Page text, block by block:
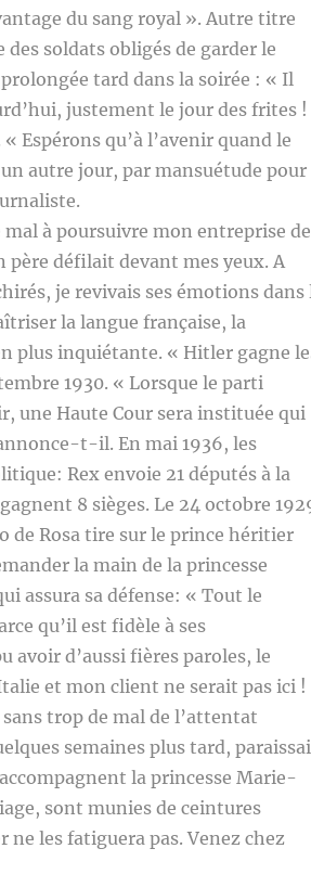
du sang royal ». Autre titre
soldats obligés de garder le
tard dans la soirée : « Il
justement le jour des frites
Espérons qu’à l’avenir quand le
autre jour, par mansuétude pour
à poursuivre mon entreprise de
père défilait devant mes yeux. A
je revivais ses émotions dans
la langue française, la
plus inquiétante. « Hitler gagne
1930. « Lorsque le parti
une Haute Cour sera instituée qui
t-il. En mai 1936, les
Rex envoie 21 députés à la
8 sièges. Le 24 octobre
Rosa tire sur le prince héritier
la main de la princesse
assura sa défense: « Tout le
qu’il est fidèle à ses
avoir d’aussi fières paroles, le
et mon client ne serait pas ici !
trop de mal de l’attentat
semaines plus tard,
la princesse Marie-
sont munies de ceintures
ne les fatiguera pas. Venez chez